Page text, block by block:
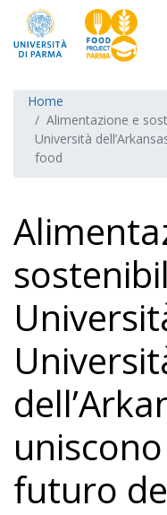
Home
Alimentazione e
Università
food
futuro